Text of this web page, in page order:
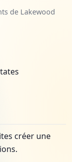
de Lakewood
créer une